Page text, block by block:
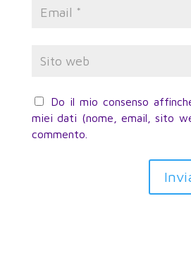
Do il mio consenso
miei dati (nome, email, sito
commento.